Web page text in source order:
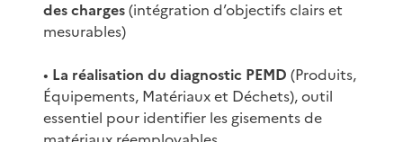
des charges(intégration d’objectifs clairs et
mesurables)
• La réalisation du diagnostic PEMD (Produits,
Équipements, Matériaux et Déchets), outil
essentiel pour identifier les gisements de